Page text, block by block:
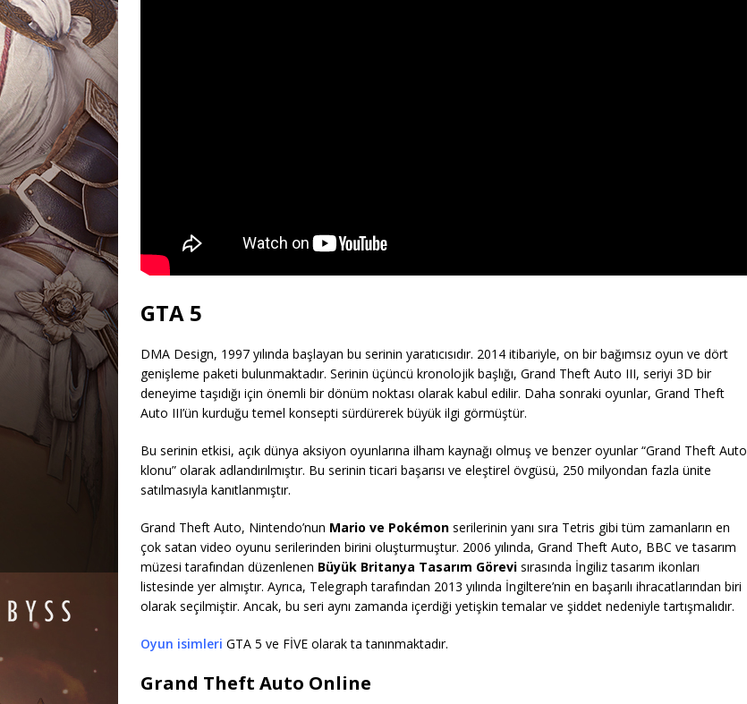
GTA 5
DMA Design, 1997 yılında başlayan bu serinin yaratıcısıdır. 2014 itibariyle, on bir bağımsız oyun ve dört
genişleme paketi bulunmaktadır. Serinin üçüncü kronolojik başlığı, Grand Theft Auto III, seriyi 3D bir
deneyime taşıdığı için önemli bir dönüm noktası olarak kabul edilir. Daha sonraki oyunlar, Grand Theft
Auto III’ün kurduğu temel konsepti sürdürerek büyük ilgi görmüştür.
Bu serinin etkisi, açık dünya aksiyon oyunlarına ilham kaynağı olmuş ve benzer oyunlar “Grand Theft Auto
klonu” olarak adlandırılmıştır. Bu serinin ticari başarısı ve eleştirel övgüsü, 250 milyondan fazla ünite
satılmasıyla kanıtlanmıştır.
Grand Theft Auto, Nintendo’nun Mario ve Pokémon serilerinin yanı sıra Tetris gibi tüm zamanların en
çok satan video oyunu serilerinden birini oluşturmuştur. 2006 yılında, Grand Theft Auto, BBC ve tasarım
müzesi tarafından düzenlenen Büyük Britanya Tasarım Görevi sırasında İngiliz tasarım ikonları
listesinde yer almıştır. Ayrıca, Telegraph tarafından 2013 yılında İngiltere’nin en başarılı ihracatlarından biri
olarak seçilmiştir. Ancak, bu seri aynı zamanda içerdiği yetişkin temalar ve şiddet nedeniyle tartışmalıdır.
Oyun isimleri GTA 5 ve FİVE olarak ta tanınmaktadır.
Grand Theft Auto Online